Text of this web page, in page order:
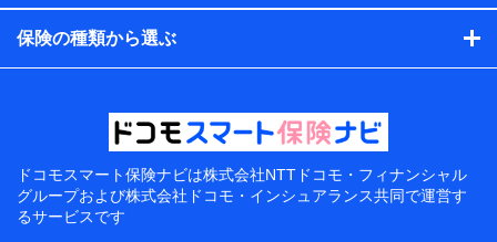
保険の種類から選ぶ
ドコモスマート保険ナビは株式会社NTTドコモ・フィナンシャル
グループおよび株式会社ドコモ・インシュアランス共同で運営す
るサービスです